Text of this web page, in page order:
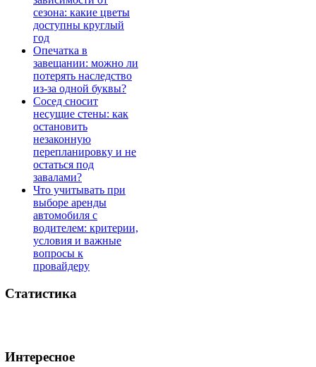
сезона: какие цветы
доступны круглый
год
Опечатка в
завещании: можно ли
потерять наследство
из-за одной буквы?
Сосед сносит
несущие стены: как
остановить
незаконную
перепланировку и не
остаться под
завалами?
Что учитывать при
выборе аренды
автомобиля с
водителем: критерии,
условия и важные
вопросы к
провайдеру
Статистика
Интересное